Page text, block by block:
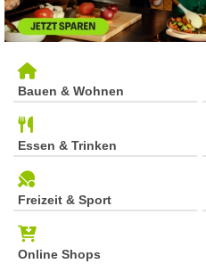
Bauen & Wohnen
Essen & Trinken
Freizeit & Sport
Online Shops